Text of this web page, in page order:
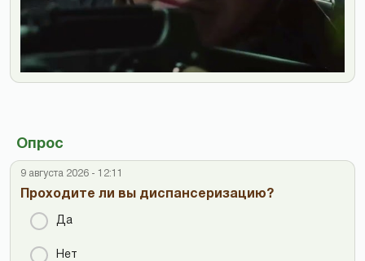
Опрос
9 августа 2026 - 12:11
Проходите ли вы диспансеризацию?
Да
Нет